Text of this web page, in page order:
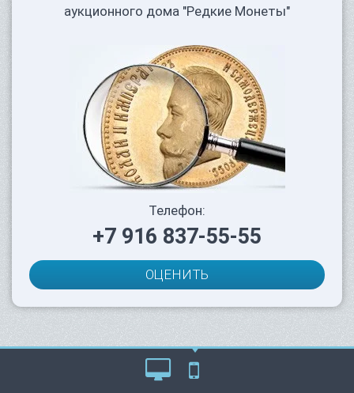
аукционного дома "Редкие Монеты"
Телефон:
+7 916 837-55-55
ОЦЕНИТЬ